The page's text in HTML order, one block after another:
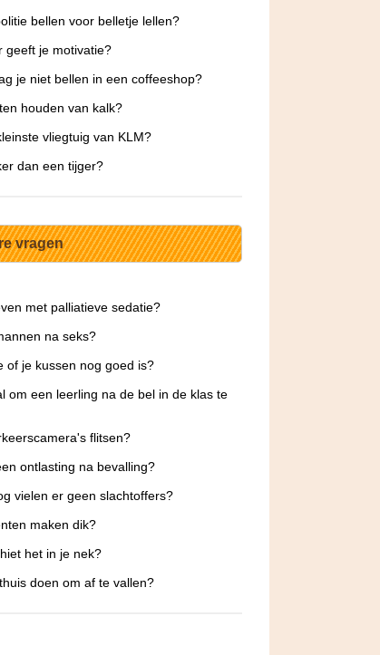
bellen voor belletje lellen?
geeft je motivatie?
je niet bellen in een coffeeshop?
houden van kalk?
vliegtuig van KLM?
dan een tijger?
vragen
met palliatieve sedatie?
na seks?
of je kussen nog goed is?
om een leerling na de bel in de klas te
flitsen?
ontlasting na bevalling?
vielen er geen slachtoffers?
maken dik?
het in je nek?
doen om af te vallen?